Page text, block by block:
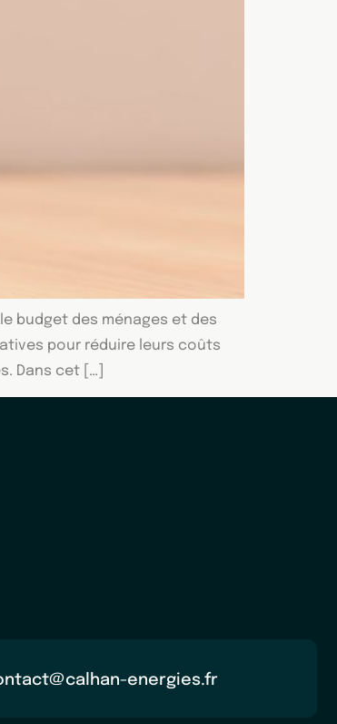
budget des ménages et des
pour réduire leurs coûts
Dans cet […]
energies.fr